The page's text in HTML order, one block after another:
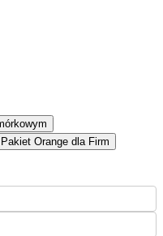
Pakiet Orange dla Firm